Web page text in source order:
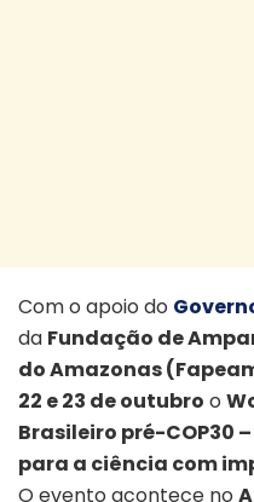
Com o apoio do
da Fundação de
do Amazonas
22 e 23 de outubro o
Brasileiro pré-COP30
para a ciência com
O evento acontece no